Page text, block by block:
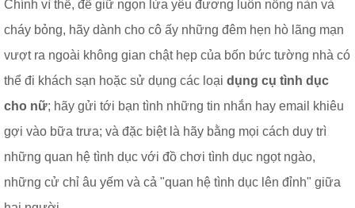
Chính vì thế, để giữ ngọn lửa yêu đương luôn nồng nàn và
cháy bỏng, hãy dành cho cô ấy những đêm hẹn hò lãng mạn
vượt ra ngoài không gian chật hẹp của bốn bức tường nhà có
thể đi khách sạn hoặc sử dụng các loại dụng cụ tình dục
cho nữ; hãy gửi tới bạn tình những tin nhắn hay email khiêu
gợi vào bữa trưa; và đặc biệt là hãy bằng mọi cách duy trì
những quan hệ tình dục với đồ chơi tình dục ngọt ngào,
những cử chỉ âu yếm và cả "quan hệ tình dục lên đỉnh" giữa